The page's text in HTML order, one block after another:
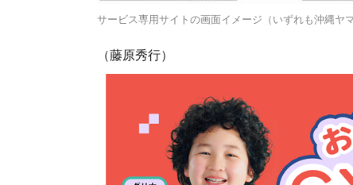
サービス専用サイトの画面イメージ（いずれも沖縄ヤ
（藤原秀行）